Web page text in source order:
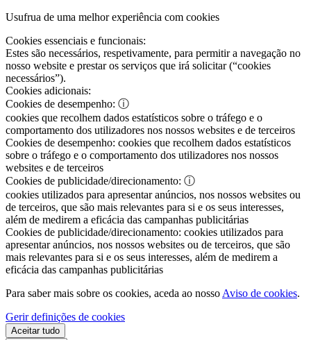
Usufrua de uma melhor experiência com cookies
Cookies essenciais e funcionais:
Estes são necessários, respetivamente, para permitir a navegação no
nosso website e prestar os serviços que irá solicitar (“cookies
necessários”).
Cookies adicionais:
Cookies de desempenho: ⓘ
cookies que recolhem dados estatísticos sobre o tráfego e o
comportamento dos utilizadores nos nossos websites e de terceiros
Cookies de desempenho: cookies que recolhem dados estatísticos
sobre o tráfego e o comportamento dos utilizadores nos nossos
websites e de terceiros
Cookies de publicidade/direcionamento: ⓘ
cookies utilizados para apresentar anúncios, nos nossos websites ou
de terceiros, que são mais relevantes para si e os seus interesses,
além de medirem a eficácia das campanhas publicitárias
Cookies de publicidade/direcionamento: cookies utilizados para
apresentar anúncios, nos nossos websites ou de terceiros, que são
mais relevantes para si e os seus interesses, além de medirem a
eficácia das campanhas publicitárias
Para saber mais sobre os cookies, aceda ao nosso Aviso de cookies.
Gerir definições de cookies
Aceitar tudo